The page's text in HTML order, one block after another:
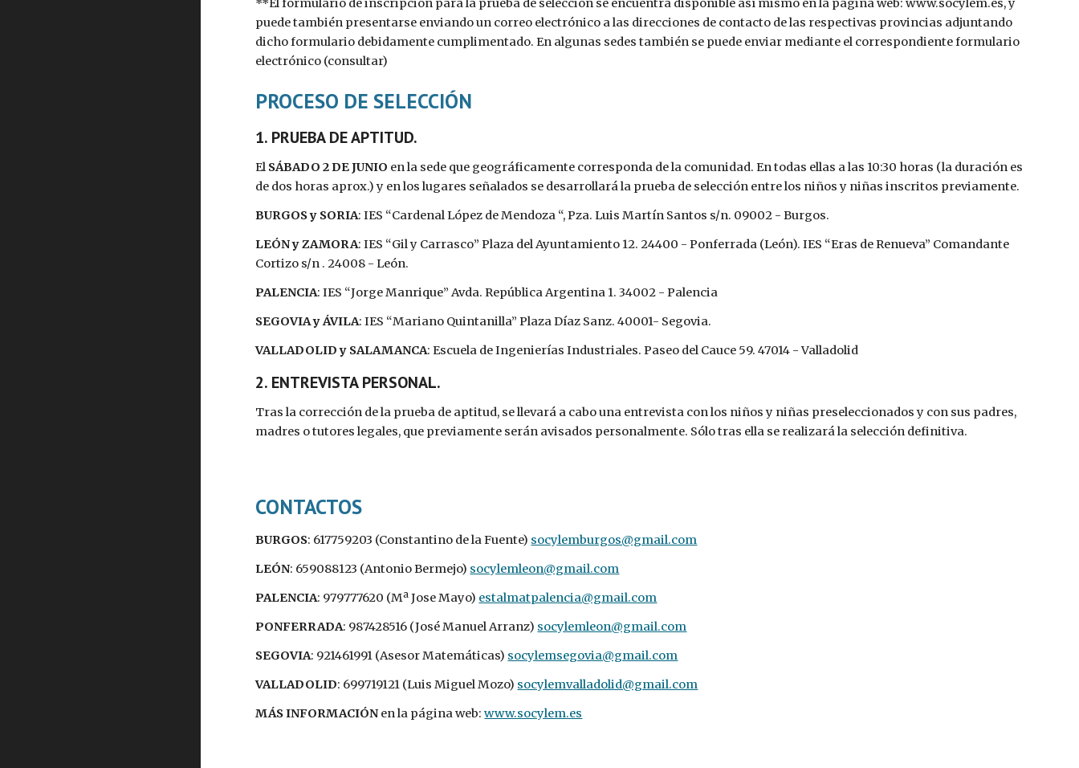
**El formulario de inscripción para la prueba de selección se encuentra disponible así mismo en la página web: www.socylem.es, y
puede también presentarse enviando un correo electrónico a las direcciones de contacto de las respectivas provincias adjuntando
dicho formulario debidamente cumplimentado. En algunas sedes también se puede enviar mediante el correspondiente formulario
electrónico (consultar)
PROCESO DE SELECCIÓN
1. PRUEBA DE APTITUD.
El SÁBADO 2 DE JUNIO en la sede que geográficamente corresponda de la comunidad. En todas ellas a las 10:30 horas (la duración es
de dos horas aprox.) y en los lugares señalados se desarrollará la prueba de selección entre los niños y niñas inscritos previamente.
BURGOS y SORIA: IES “Cardenal López de Mendoza “, Pza. Luis Martín Santos s/n. 09002 - Burgos.
LEÓN y ZAMORA: IES “Gil y Carrasco” Plaza del Ayuntamiento 12. 24400 - Ponferrada (León). IES “Eras de Renueva” Comandante
Cortizo s/n . 24008 - León.
PALENCIA: IES “Jorge Manrique” Avda. República Argentina 1. 34002 - Palencia
SEGOVIA y ÁVILA: IES “Mariano Quintanilla” Plaza Díaz Sanz. 40001- Segovia.
VALLADOLID y SALAMANCA: Escuela de Ingenierías Industriales. Paseo del Cauce 59. 47014 - Valladolid
2. ENTREVISTA PERSONAL.
Tras la corrección de la prueba de aptitud, se llevará a cabo una entrevista con los niños y niñas preseleccionados y con sus padres,
madres o tutores legales, que previamente serán avisados personalmente. Sólo tras ella se realizará la selección definitiva.
CONTACTOS
BURGOS: 617759203 (Constantino de la Fuente) socylemburgos@gmail.com
LEÓN: 659088123 (Antonio Bermejo) socylemleon@gmail.com
PALENCIA: 979777620 (Mª Jose Mayo) estalmatpalencia@gmail.com
PONFERRADA: 987428516 (José Manuel Arranz) socylemleon@gmail.com
SEGOVIA: 921461991 (Asesor Matemáticas) socylemsegovia@gmail.com
VALLADOLID: 699719121 (Luis Miguel Mozo) socylemvalladolid@gmail.com
MÁS INFORMACIÓN en la página web: www.socylem.es